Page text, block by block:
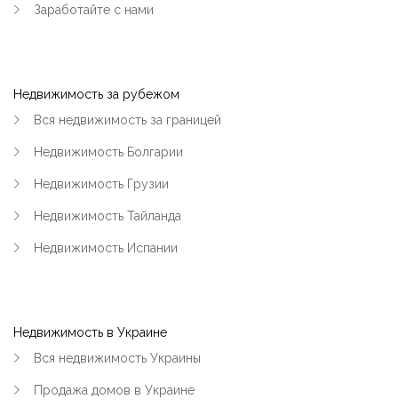
Заработайте с нами
Недвижимость за рубежом
Вся недвижимость за границей
Недвижимость Болгарии
Недвижимость Грузии
Недвижимость Тайланда
Недвижимость Испании
Недвижимость в Украине
Вся недвижимость Украины
Продажа домов в Украине